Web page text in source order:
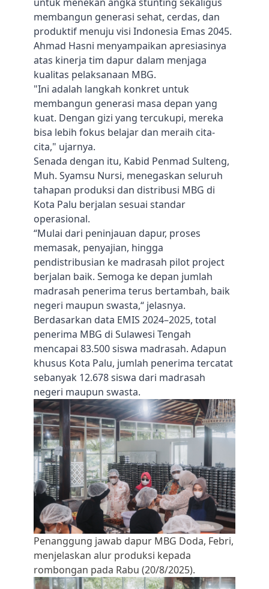
membangun generasi sehat, cerdas, dan
produktif menuju visi Indonesia Emas 2045.
Ahmad Hasni menyampaikan apresiasinya
atas kinerja tim dapur dalam menjaga
kualitas pelaksanaan MBG.
"Ini adalah langkah konkret untuk
membangun generasi masa depan yang
kuat. Dengan gizi yang tercukupi, mereka
bisa lebih fokus belajar dan meraih cita-
cita," ujarnya.
Senada dengan itu, Kabid Penmad Sulteng,
Muh. Syamsu Nursi, menegaskan seluruh
tahapan produksi dan distribusi MBG di
Kota Palu berjalan sesuai standar
operasional.
“Mulai dari peninjauan dapur, proses
memasak, penyajian, hingga
pendistribusian ke madrasah pilot project
berjalan baik. Semoga ke depan jumlah
madrasah penerima terus bertambah, baik
negeri maupun swasta,“ jelasnya.
Berdasarkan data EMIS 2024–2025, total
penerima MBG di Sulawesi Tengah
mencapai 83.500 siswa madrasah. Adapun
khusus Kota Palu, jumlah penerima tercatat
sebanyak 12.678 siswa dari madrasah
negeri maupun swasta.
Penanggung jawab dapur MBG Doda, Febri,
menjelaskan alur produksi kepada
rombongan pada Rabu (20/8/2025).